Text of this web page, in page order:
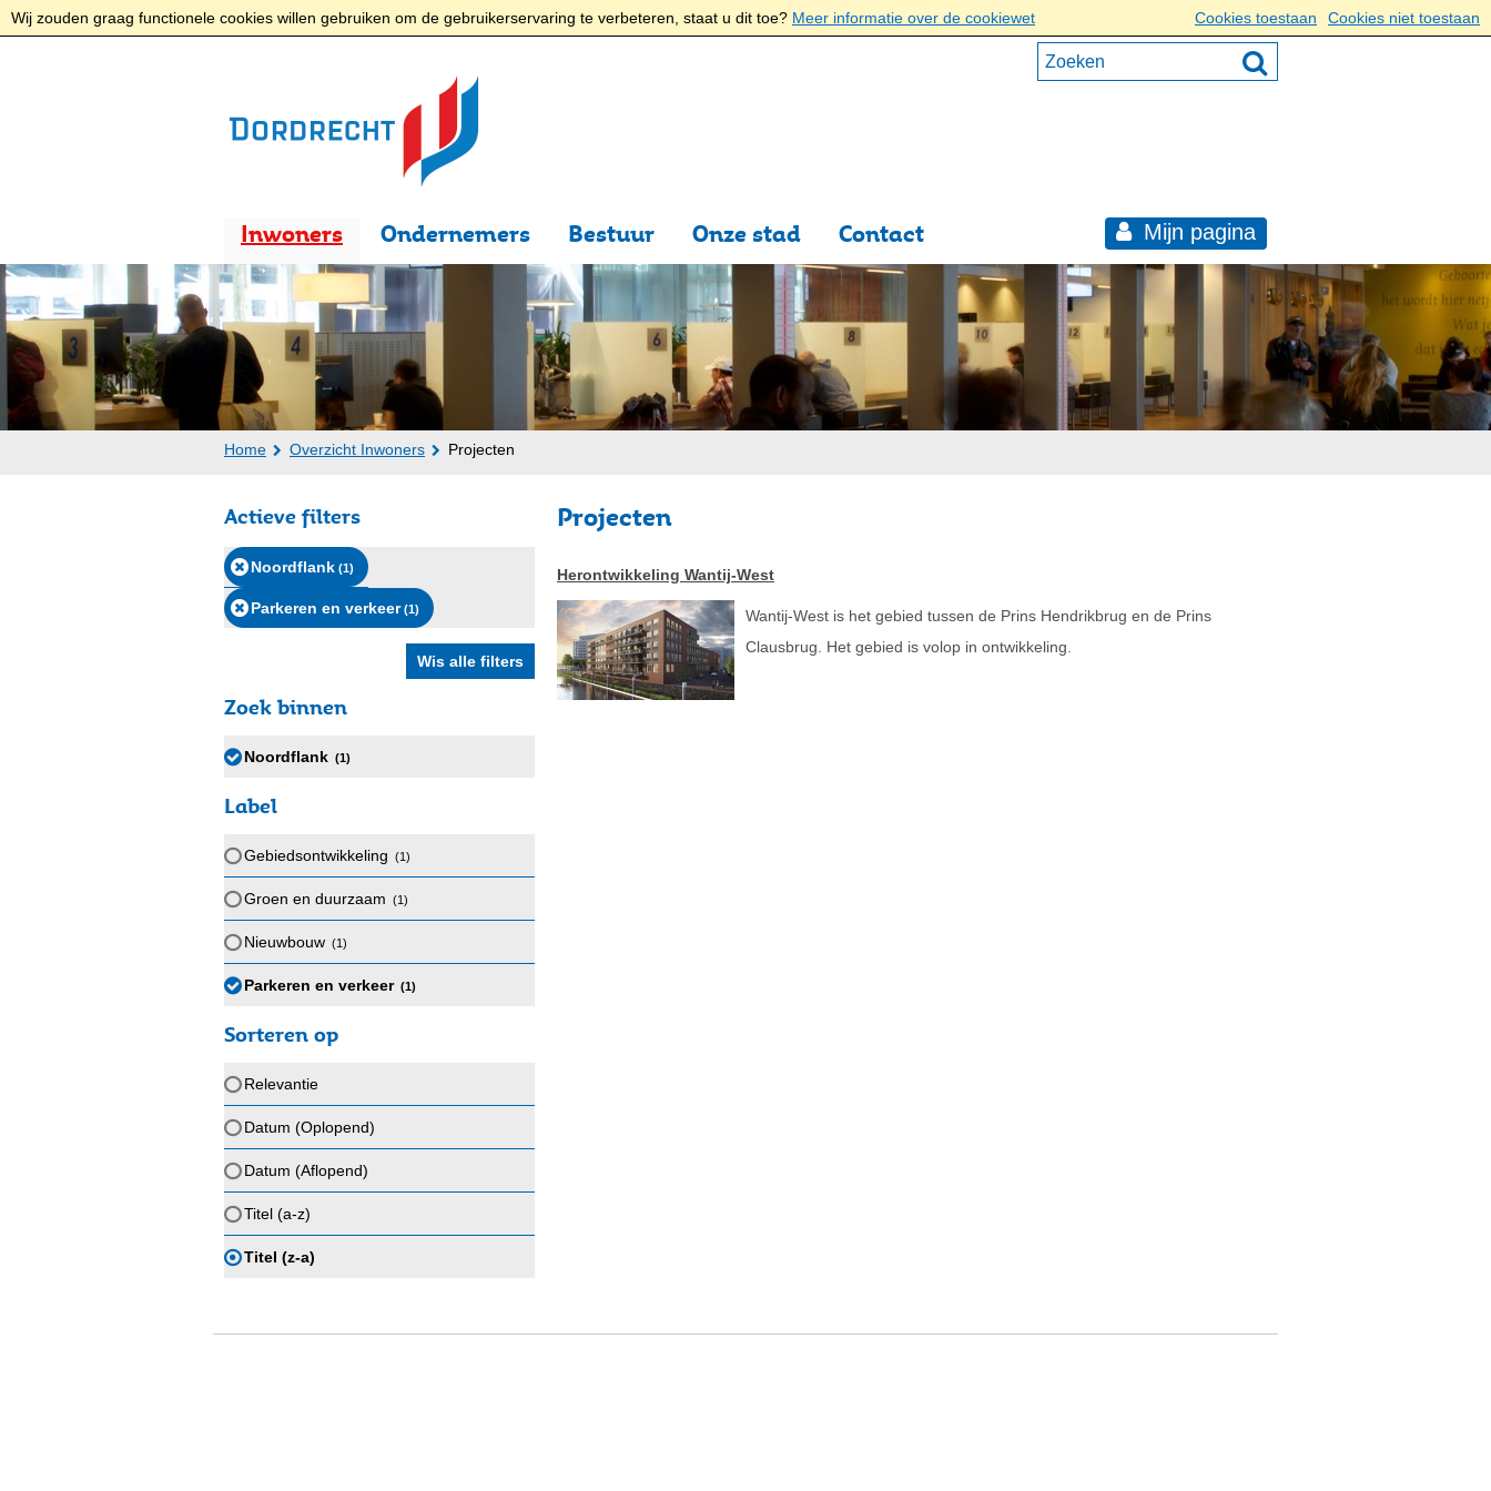
Wij zouden graag functionele cookies willen gebruiken om de gebruikerservaring te verbeteren, staat u dit toe? Meer informatie over de cookiewet Cookies toestaan Cookies niet toestaan
Inwoners Ondernemers Bestuur Onze stad Contact Mijn pagina
Home Overzicht Inwoners Projecten
Projecten
Herontwikkeling Wantij-West
Wantij-West is het gebied tussen de Prins Hendrikbrug en de Prins
Clausbrug. Het gebied is volop in ontwikkeling.
Actieve filters
Noordflank (1)
Parkeren en verkeer(1)
Zoek binnen
Noordflank (1)
Label
Gebiedsontwikkeling (1)
Groen en duurzaam (1)
Nieuwbouw (1)
Parkeren en verkeer (1)
Sorteren op
Relevantie
Datum (Oplopend)
Datum (Aflopend)
Titel (a-z)
Titel (z-a)